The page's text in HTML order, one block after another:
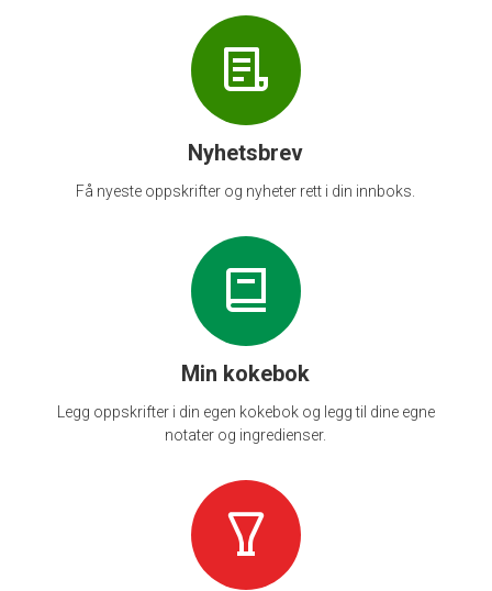
Nyhetsbrev
Få nyeste oppskrifter og nyheter rett i din innboks.
Min kokebok
Legg oppskrifter i din egen kokebok og legg til dine egne
notater og ingredienser.